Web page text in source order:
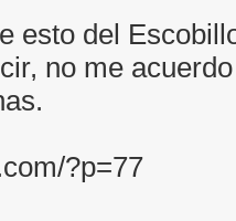
esto del
no me
?p=77